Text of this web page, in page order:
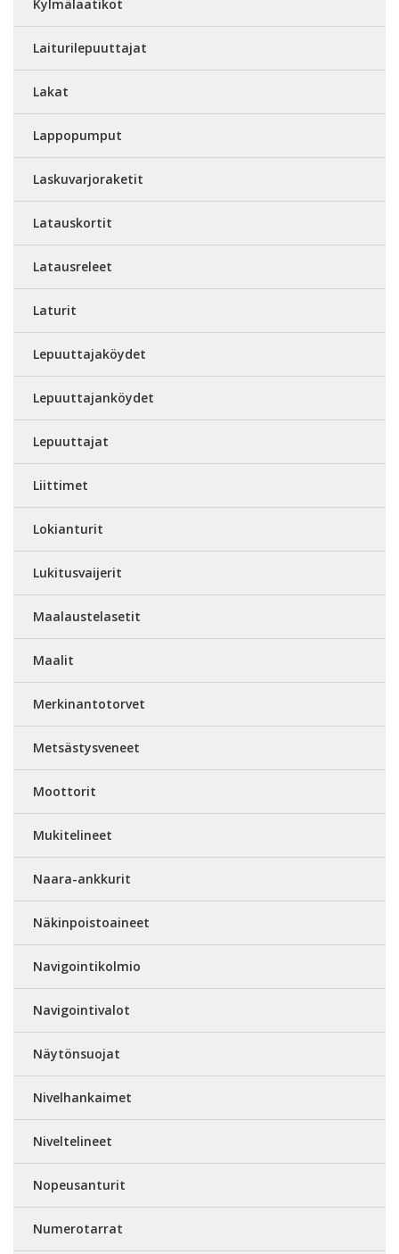
Kylmälaatikot
Laiturilepuuttajat
Lakat
Lappopumput
Laskuvarjoraketit
Latauskortit
Latausreleet
Laturit
Lepuuttajaköydet
Lepuuttajanköydet
Lepuuttajat
Liittimet
Lokianturit
Lukitusvaijerit
Maalaustelasetit
Maalit
Merkinantotorvet
Metsästysveneet
Moottorit
Mukitelineet
Naara-ankkurit
Näkinpoistoaineet
Navigointikolmio
Navigointivalot
Näytönsuojat
Nivelhankaimet
Niveltelineet
Nopeusanturit
Numerotarrat